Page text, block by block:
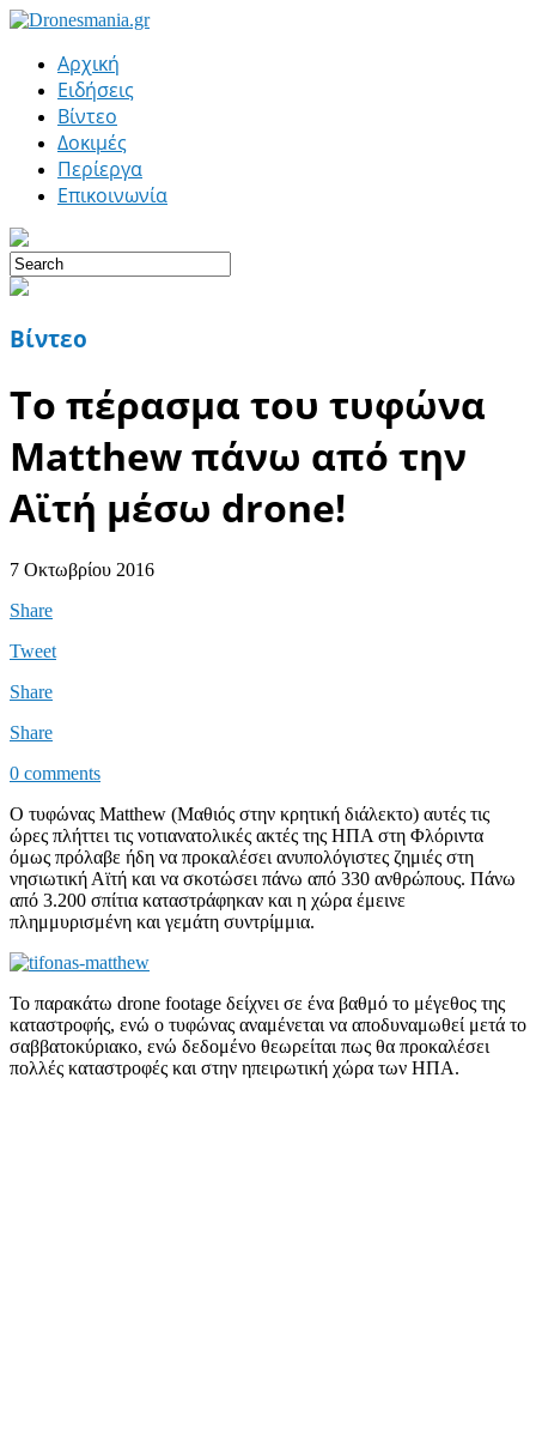
Αρχική
Ειδήσεις
Βίντεο
Δοκιμές
Περίεργα
Επικοινωνία
Βίντεο
Το πέρασμα του τυφώνα
Matthew πάνω από την
Αϊτή μέσω drone!
7 Οκτωβρίου 2016
Share
Tweet
Share
Share
0 comments
Ο τυφώνας Matthew (Μαθιός στην κρητική διάλεκτο) αυτές τις
ώρες πλήττει τις νοτιανατολικές ακτές της ΗΠΑ στη Φλόριντα
όμως πρόλαβε ήδη να προκαλέσει ανυπολόγιστες ζημιές στη
νησιωτική Αϊτή και να σκοτώσει πάνω από 330 ανθρώπους. Πάνω
από 3.200 σπίτια καταστράφηκαν και η χώρα έμεινε
πλημμυρισμένη και γεμάτη συντρίμμια.
Το παρακάτω drone footage δείχνει σε ένα βαθμό το μέγεθος της
καταστροφής, ενώ ο τυφώνας αναμένεται να αποδυναμωθεί μετά το
σαββατοκύριακο, ενώ δεδομένο θεωρείται πως θα προκαλέσει
πολλές καταστροφές και στην ηπειρωτική χώρα των ΗΠΑ.